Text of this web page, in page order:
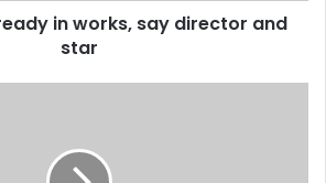
in works, say director and
star